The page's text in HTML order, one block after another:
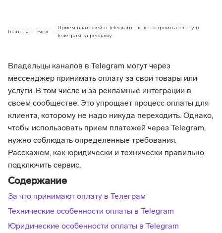
Главная / Блог /
Прием платежей в Telegram – как настроить оплату в
Телеграм за рекламу
Владельцы каналов в Telegram могут через
мессенджер принимать оплату за свои товары или
услуги. В том числе и за рекламные интеграции в
своем сообществе. Это упрощает процесс оплаты для
клиента, которому не надо никуда переходить. Однако,
чтобы использовать прием платежей через Telegram,
нужно соблюдать определенные требования.
Расскажем, как юридически и технически правильно
подключить сервис.
Содержание
За что принимают оплату в Телеграм
Технические особенности оплаты в Telegram
Юридические особенности оплаты в Telegram